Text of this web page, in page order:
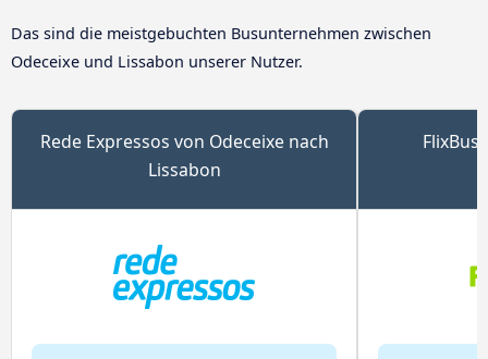
Das sind die meistgebuchten Busunternehmen zwischen
Odeceixe und Lissabon unserer Nutzer.
Rede Expressos von Odeceixe nach
Lissabon
FlixBus